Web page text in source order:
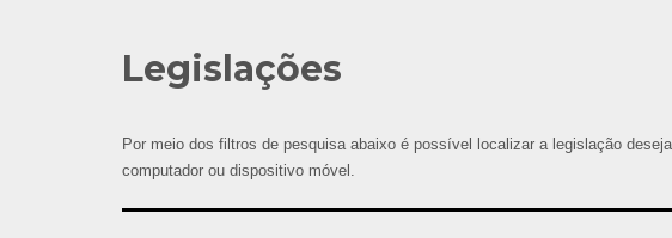
Legislações
Por meio dos filtros de pesquisa abaixo é possível localizar a legislação
computador ou dispositivo móvel.